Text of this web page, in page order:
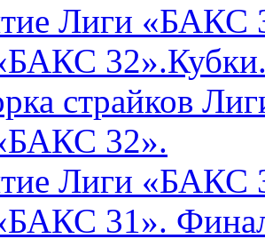
Лиги «БАКС
страйков
32».
Лиги «БАКС
31».